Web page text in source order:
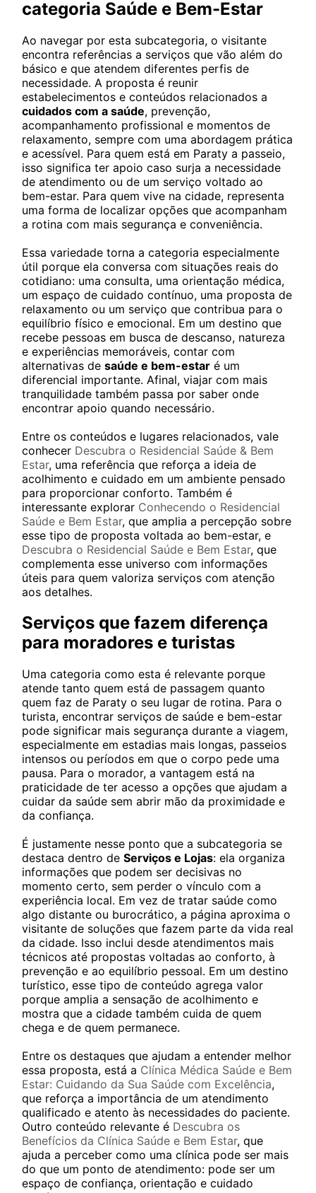
categoria Saúde e Bem-Estar
Ao navegar por esta subcategoria, o visitante
encontra referências a serviços que vão além do
básico e que atendem diferentes perfis de
necessidade. A proposta é reunir
estabelecimentos e conteúdos relacionados a
cuidados com a saúde, prevenção,
acompanhamento profissional e momentos de
relaxamento, sempre com uma abordagem prática
e acessível. Para quem está em Paraty a passeio,
isso significa ter apoio caso surja a necessidade
de atendimento ou de um serviço voltado ao
bem-estar. Para quem vive na cidade, representa
uma forma de localizar opções que acompanham
a rotina com mais segurança e conveniência.
Essa variedade torna a categoria especialmente
útil porque ela conversa com situações reais do
cotidiano: uma consulta, uma orientação médica,
um espaço de cuidado contínuo, uma proposta de
relaxamento ou um serviço que contribua para o
equilíbrio físico e emocional. Em um destino que
recebe pessoas em busca de descanso, natureza
e experiências memoráveis, contar com
alternativas de saúde e bem-estar é um
diferencial importante. Afinal, viajar com mais
tranquilidade também passa por saber onde
encontrar apoio quando necessário.
Entre os conteúdos e lugares relacionados, vale
conhecer Descubra o Residencial Saúde & Bem
Estar, uma referência que reforça a ideia de
acolhimento e cuidado em um ambiente pensado
para proporcionar conforto. Também é
interessante explorar Conhecendo o Residencial
Saúde e Bem Estar, que amplia a percepção sobre
esse tipo de proposta voltada ao bem-estar, e
Descubra o Residencial Saúde e Bem Estar, que
complementa esse universo com informações
úteis para quem valoriza serviços com atenção
aos detalhes.
Serviços que fazem diferença
para moradores e turistas
Uma categoria como esta é relevante porque
atende tanto quem está de passagem quanto
quem faz de Paraty o seu lugar de rotina. Para o
turista, encontrar serviços de saúde e bem-estar
pode significar mais segurança durante a viagem,
especialmente em estadias mais longas, passeios
intensos ou períodos em que o corpo pede uma
pausa. Para o morador, a vantagem está na
praticidade de ter acesso a opções que ajudam a
cuidar da saúde sem abrir mão da proximidade e
da confiança.
É justamente nesse ponto que a subcategoria se
destaca dentro de Serviços e Lojas: ela organiza
informações que podem ser decisivas no
momento certo, sem perder o vínculo com a
experiência local. Em vez de tratar saúde como
algo distante ou burocrático, a página aproxima o
visitante de soluções que fazem parte da vida real
da cidade. Isso inclui desde atendimentos mais
técnicos até propostas voltadas ao conforto, à
prevenção e ao equilíbrio pessoal. Em um destino
turístico, esse tipo de conteúdo agrega valor
porque amplia a sensação de acolhimento e
mostra que a cidade também cuida de quem
chega e de quem permanece.
Entre os destaques que ajudam a entender melhor
essa proposta, está a Clínica Médica Saúde e Bem
Estar: Cuidando da Sua Saúde com Excelência,
que reforça a importância de um atendimento
qualificado e atento às necessidades do paciente.
Outro conteúdo relevante é Descubra os
Benefícios da Clínica Saúde e Bem Estar, que
ajuda a perceber como uma clínica pode ser mais
do que um ponto de atendimento: pode ser um
espaço de confiança, orientação e cuidado